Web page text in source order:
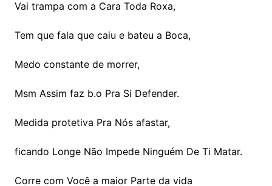
Vai trampa com a Cara Toda Roxa,
Tem que fala que caiu e bateu a Boca,
Medo constante de morrer,
Msm Assim faz b.o Pra Si Defender.
Medida protetiva Pra Nós afastar,
ficando Longe Não Impede Ninguém De Ti Matar.
Corre com Você a maior Parte da vida